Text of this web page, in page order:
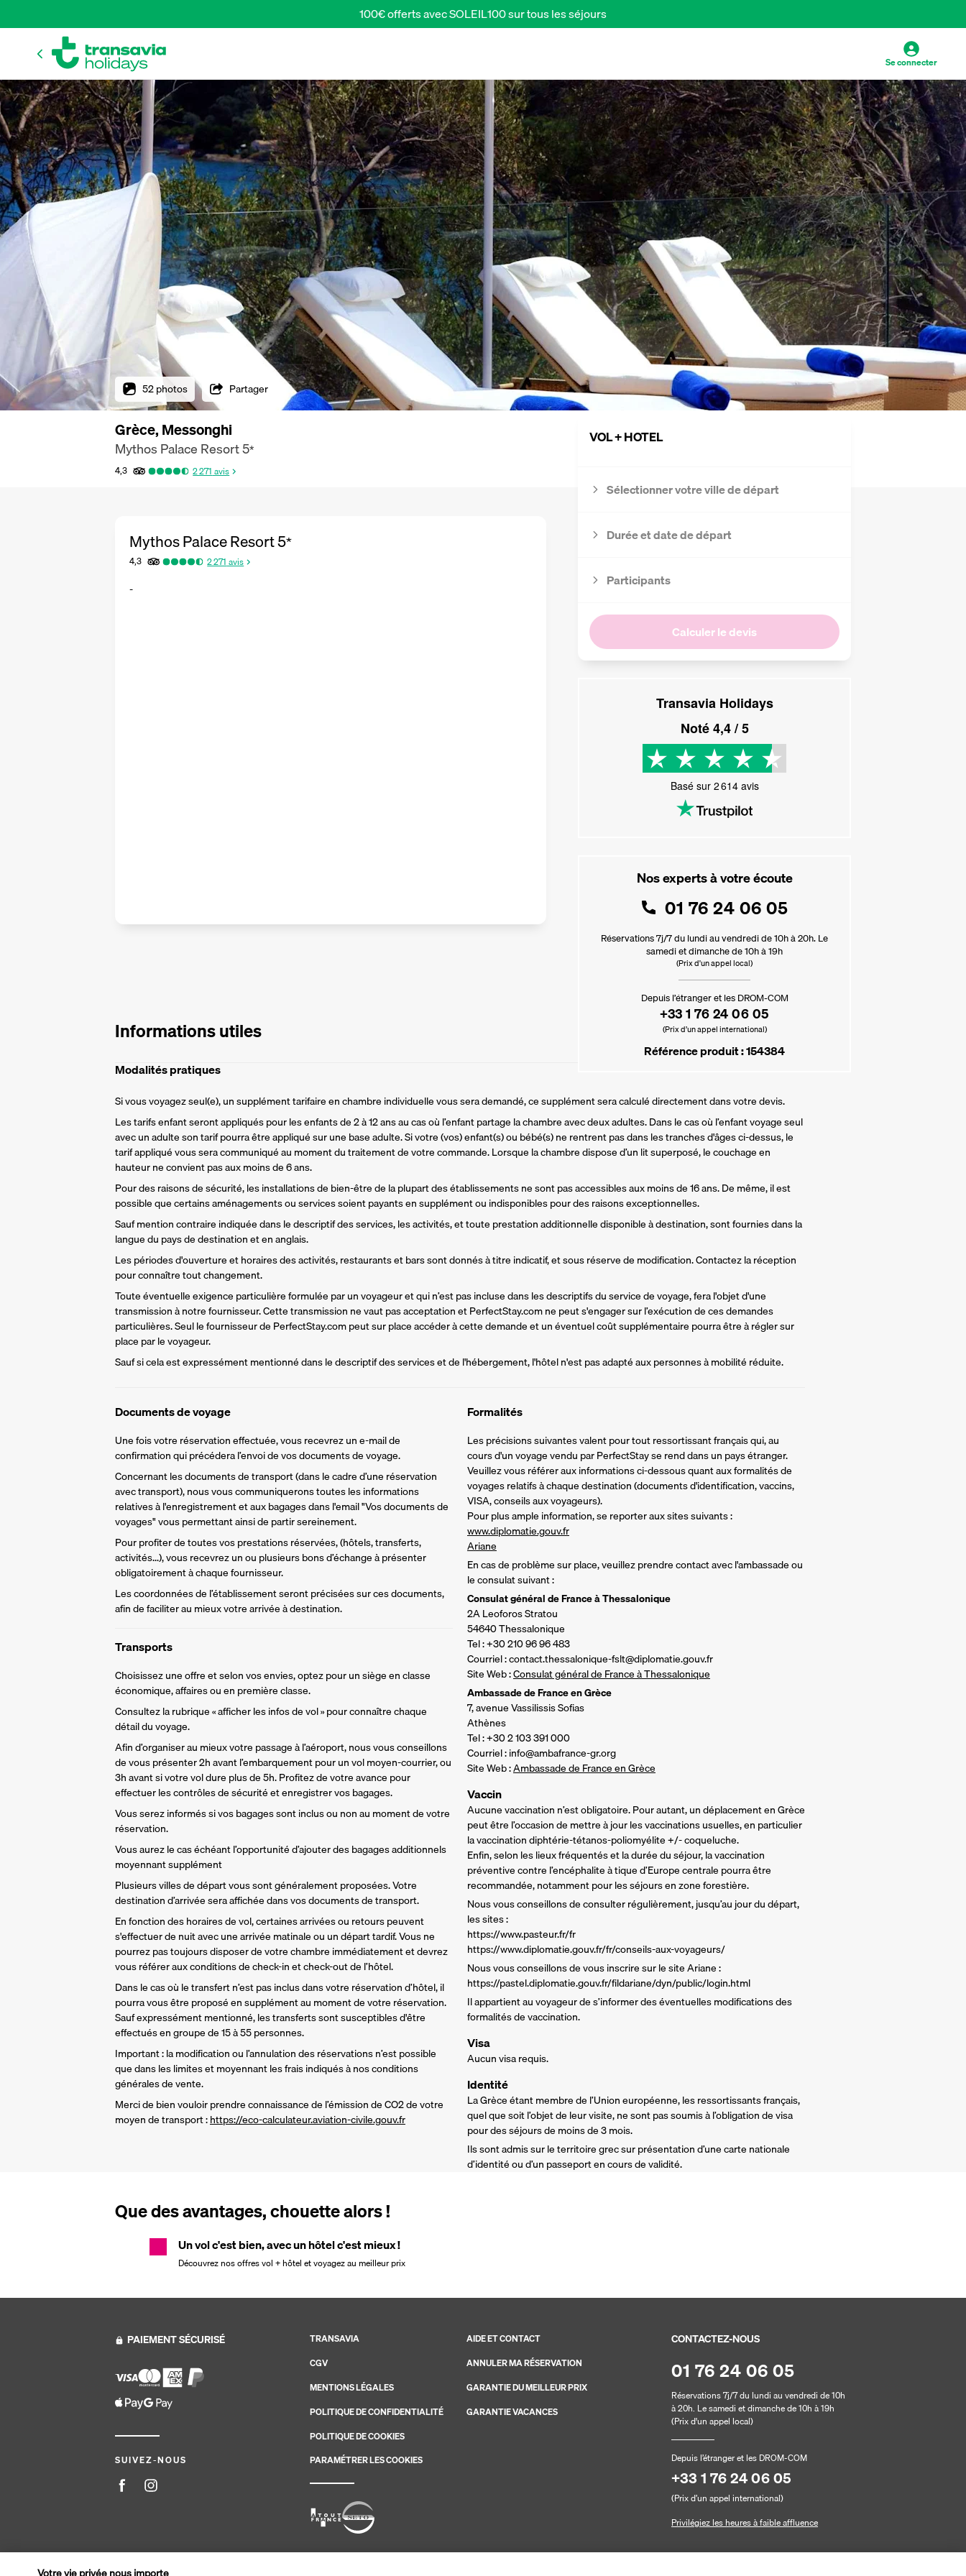
100€ offerts avec SOLEIL100 sur tous les séjours
Se connecter
52 photos Partager
Grèce, Messonghi
Mythos Palace Resort5*
4,3 2 271 avis
VOL + HOTEL
Sélectionner votre ville de départ
Durée et date de départ
Participants
Calculer le devis
Transavia Holidays
Noté4,4/ 5
Basé sur 2 614avis
Nos experts à votre écoute
01 76 24 06 05
Réservations 7j/7 du lundi au vendredi de 10h à 20h. Le
samedi et dimanche de 10h à 19h
(Prix d'un appel local)
Depuis l’étranger et les DROM-COM
+33 1 76 24 06 05
(Prix d’un appel international)
Référence produit : 154384
Mythos Palace Resort5*
4,3 2 271 avis
-
Informations utiles
Modalités pratiques
Si vous voyagez seul(e), un supplément tarifaire en chambre individuelle vous sera demandé, ce supplément sera calculé directement dans votre devis.
Les tarifs enfant seront appliqués pour les enfants de 2 à 12 ans au cas où l’enfant partage la chambre avec deux adultes. Dans le cas où l’enfant voyage seul
avec un adulte son tarif pourra être appliqué sur une base adulte. Si votre (vos) enfant(s) ou bébé(s) ne rentrent pas dans les tranches d'âges ci-dessus, le
tarif appliqué vous sera communiqué au moment du traitement de votre commande. Lorsque la chambre dispose d’un lit superposé, le couchage en
hauteur ne convient pas aux moins de 6 ans.
Pour des raisons de sécurité, les installations de bien-être de la plupart des établissements ne sont pas accessibles aux moins de 16 ans. De même, il est
possible que certains aménagements ou services soient payants en supplément ou indisponibles pour des raisons exceptionnelles.
Sauf mention contraire indiquée dans le descriptif des services, les activités, et toute prestation additionnelle disponible à destination, sont fournies dans la
langue du pays de destination et en anglais.
Les périodes d'ouverture et horaires des activités, restaurants et bars sont donnés à titre indicatif, et sous réserve de modification. Contactez la réception
pour connaître tout changement.
Toute éventuelle exigence particulière formulée par un voyageur et qui n’est pas incluse dans les descriptifs du service de voyage, fera l'objet d'une
transmission à notre fournisseur. Cette transmission ne vaut pas acceptation et PerfectStay.com ne peut s'engager sur l’exécution de ces demandes
particulières. Seul le fournisseur de PerfectStay.com peut sur place accéder à cette demande et un éventuel coût supplémentaire pourra être à régler sur
place par le voyageur.
Sauf si cela est expressément mentionné dans le descriptif des services et de l'hébergement, l'hôtel n'est pas adapté aux personnes à mobilité réduite.
Documents de voyage
Une fois votre réservation effectuée, vous recevrez un e-mail de
confirmation qui précédera l’envoi de vos documents de voyage.
Concernant les documents de transport (dans le cadre d’une réservation
avec transport), nous vous communiquerons toutes les informations
relatives à l'enregistrement et aux bagages dans l'email "Vos documents de
voyages" vous permettant ainsi de partir sereinement.
Pour profiter de toutes vos prestations réservées, (hôtels, transferts,
activités...), vous recevrez un ou plusieurs bons d’échange à présenter
obligatoirement à chaque fournisseur.
Les coordonnées de l’établissement seront précisées sur ces documents,
afin de faciliter au mieux votre arrivée à destination.
Transports
Choisissez une offre et selon vos envies, optez pour un siège en classe
économique, affaires ou en première classe.
Consultez la rubrique « afficher les infos de vol » pour connaître chaque
détail du voyage.
Afin d’organiser au mieux votre passage à l’aéroport, nous vous conseillons
de vous présenter 2h avant l’embarquement pour un vol moyen-courrier, ou
3h avant si votre vol dure plus de 5h. Profitez de votre avance pour
effectuer les contrôles de sécurité et enregistrer vos bagages.
Vous serez informés si vos bagages sont inclus ou non au moment de votre
réservation.
Vous aurez le cas échéant l’opportunité d’ajouter des bagages additionnels
moyennant supplément
Plusieurs villes de départ vous sont généralement proposées. Votre
destination d’arrivée sera affichée dans vos documents de transport.
En fonction des horaires de vol, certaines arrivées ou retours peuvent
s'effectuer de nuit avec une arrivée matinale ou un départ tardif. Vous ne
pourrez pas toujours disposer de votre chambre immédiatement et devrez
vous référer aux conditions de check-in et check-out de l’hôtel.
Dans le cas où le transfert n’est pas inclus dans votre réservation d’hôtel, il
pourra vous être proposé en supplément au moment de votre réservation.
Sauf expressément mentionné, les transferts sont susceptibles d'être
effectués en groupe de 15 à 55 personnes.
Important : la modification ou l’annulation des réservations n’est possible
que dans les limites et moyennant les frais indiqués à nos conditions
générales de vente.
Merci de bien vouloir prendre connaissance de l’émission de CO2 de votre
moyen de transport : https://eco-calculateur.aviation-civile.gouv.fr
Formalités
Les précisions suivantes valent pour tout ressortissant français qui, au
cours d'un voyage vendu par PerfectStay se rend dans un pays étranger.
Veuillez vous référer aux informations ci-dessous quant aux formalités de
voyages relatifs à chaque destination (documents d'identification, vaccins,
VISA, conseils aux voyageurs).
Pour plus ample information, se reporter aux sites suivants :
www.diplomatie.gouv.fr
Ariane
En cas de problème sur place, veuillez prendre contact avec l'ambassade ou
le consulat suivant :
Consulat général de France à Thessalonique
2A Leoforos Stratou
54640 Thessalonique
Tel : +30 210 96 96 483
Courriel : contact.thessalonique-fslt@diplomatie.gouv.fr
Site Web :Consulat général de France à Thessalonique
Ambassade de France en Grèce
7, avenue Vassilissis Sofias
Athènes
Tel : +30 2 103 391 000
Courriel : info@ambafrance-gr.org
Site Web :Ambassade de France en Grèce
Vaccin
Aucune vaccination n’est obligatoire. Pour autant, un déplacement en Grèce
peut être l’occasion de mettre à jour les vaccinations usuelles, en particulier
la vaccination diphtérie-tétanos-poliomyélite +/- coqueluche.
Enfin, selon les lieux fréquentés et la durée du séjour, la vaccination
préventive contre l’encéphalite à tique d’Europe centrale pourra être
recommandée, notamment pour les séjours en zone forestière.
Nous vous conseillons de consulter régulièrement, jusqu’au jour du départ,
les sites :
https://www.pasteur.fr/fr
https://www.diplomatie.gouv.fr/fr/conseils-aux-voyageurs/
Nous vous conseillons de vous inscrire sur le site Ariane :
https://pastel.diplomatie.gouv.fr/fildariane/dyn/public/login.html
Il appartient au voyageur de s’informer des éventuelles modifications des
formalités de vaccination.
Visa
Aucun visa requis.
Identité
La Grèce étant membre de l’Union européenne, les ressortissants français,
quel que soit l’objet de leur visite, ne sont pas soumis à l’obligation de visa
pour des séjours de moins de 3 mois.
Ils sont admis sur le territoire grec sur présentation d’une carte nationale
d’identité ou d’un passeport en cours de validité.
Que des avantages, chouette alors !
Un vol c'est bien, avec un hôtel c'est mieux !
Découvrez nos offres vol + hôtel et voyagez au meilleur prix
PAIEMENT SÉCURISÉ
SUIVEZ-NOUS
CONTACTEZ-NOUS
01 76 24 06 05
Réservations 7j/7 du lundi au vendredi de 10h
à 20h. Le samedi et dimanche de 10h à 19h
(Prix d'un appel local)
Depuis l’étranger et les DROM-COM
+33 1 76 24 06 05
(Prix d’un appel international)
Privilégiez les heures à faible affluence
TRANSAVIA
CGV
MENTIONS LÉGALES
POLITIQUE DE CONFIDENTIALITÉ
POLITIQUE DE COOKIES
PARAMÉTRER LES COOKIES
AIDE ET CONTACT
ANNULER MA RÉSERVATION
GARANTIE DU MEILLEUR PRIX
GARANTIE VACANCES
Site édité par PerfectStay.com en partenariat avec Transavia. Les ventes sont réalisées par PerfectStay.com